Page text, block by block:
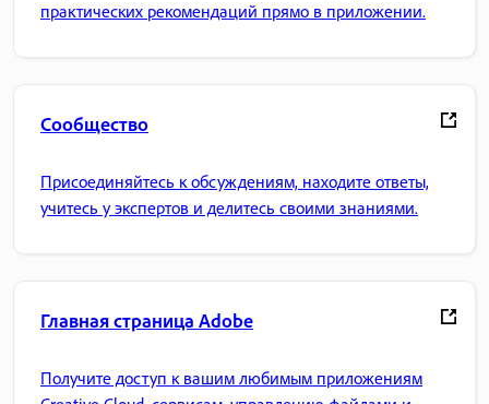
практических рекомендаций прямо в приложении.
Сообщество
Присоединяйтесь к обсуждениям, находите ответы,
учитесь у экспертов и делитесь своими знаниями.
Главная страница Adobe
Получите доступ к вашим любимым приложениям